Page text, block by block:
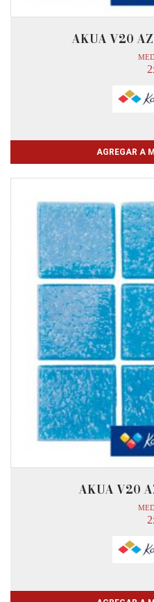
AKUA V20
AGREGAR A
AKUA V20